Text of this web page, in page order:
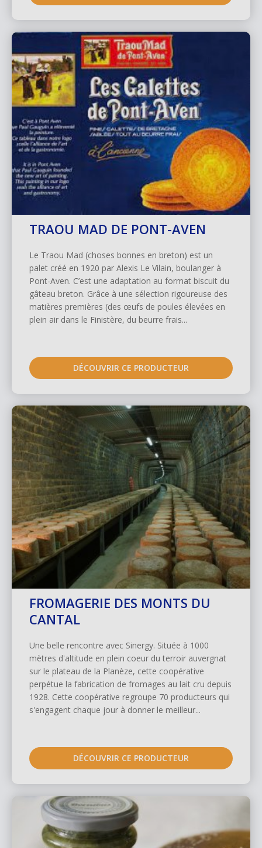
TRAOU MAD DE PONT-AVEN
Le Traou Mad (choses bonnes en breton) est un
palet créé en 1920 par Alexis Le Vilain, boulanger à
Pont-Aven. C’est une adaptation au format biscuit du
gâteau breton. Grâce à une sélection rigoureuse des
matières premières (des œufs de poules élevées en
plein air dans le Finistère, du beurre frais...
DÉCOUVRIR CE PRODUCTEUR
FROMAGERIE DES MONTS DU
CANTAL
Une belle rencontre avec Sinergy. Située à 1000
mètres d'altitude en plein coeur du terroir auvergnat
sur le plateau de la Planèze, cette coopérative
perpétue la fabrication de fromages au lait cru depuis
1928. Cette coopérative regroupe 70 producteurs qui
s'engagent chaque jour à donner le meilleur...
DÉCOUVRIR CE PRODUCTEUR